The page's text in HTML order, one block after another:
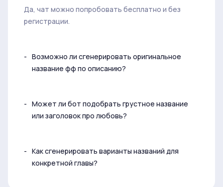
Да, чат можно попробовать бесплатно и без
регистрации.
Возможно ли сгенерировать оригинальное
название фф по описанию?
Может ли бот подобрать грустное название
или заголовок про любовь?
Как сгенерировать варианты названий для
конкретной главы?